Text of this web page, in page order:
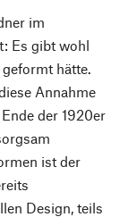
im
Es gibt wohl
hätte.
Annahme
der 1920er
ist der
Design, teils